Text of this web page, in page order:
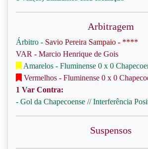
Arbitragem
Árbitro - Savio Pereira Sampaio - ****
VAR - Marcio Henrique de Gois
Amarelos - Fluminense 0 x 0
Vermelhos - Fluminense 0 x 0
1 Var Contra:
- Gol da Chapecoense // Interferência
Suspensos